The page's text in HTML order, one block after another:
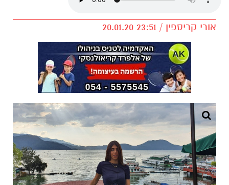
אורי קריספין / 23:51 20.01.20